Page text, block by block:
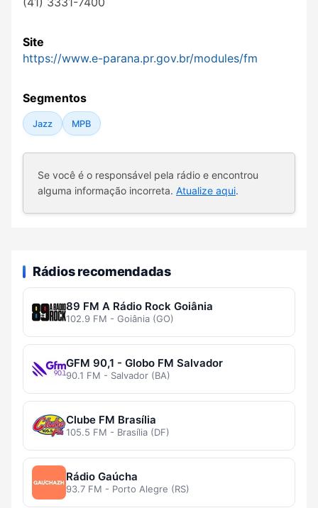
Site
https://www.e-parana.pr.gov.br/modules/fm
Segmentos
Jazz MPB
Se você é o responsável pela rádio e encontrou
alguma informação incorreta. Atualize aqui.
Rádios recomendadas
89 FM A Rádio Rock Goiânia
102.9 FM - Goiânia (GO)
GFM 90,1 - Globo FM Salvador
90.1 FM - Salvador (BA)
Clube FM Brasília
105.5 FM - Brasília (DF)
Rádio Gaúcha
93.7 FM - Porto Alegre (RS)